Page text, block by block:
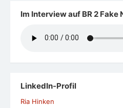
Im Interview auf BR 2
LinkedIn-Profil
Ria Hinken